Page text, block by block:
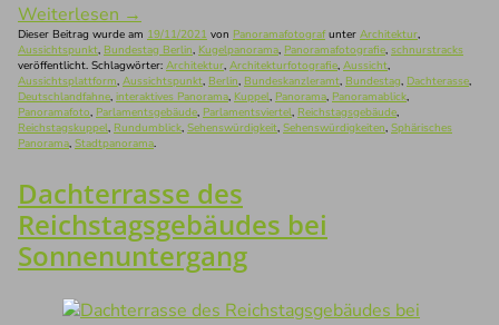
Weiterlesen →
Dieser Beitrag wurde am 19/11/2021 von Panoramafotografunter Architektur,
Aussichtspunkt, Bundestag Berlin, Kugelpanorama, Panoramafotografie, schnurstracks
veröffentlicht. Schlagwörter: Architektur, Architekturfotografie, Aussicht,
Aussichtsplattform, Aussichtspunkt, Berlin, Bundeskanzleramt, Bundestag, Dachterasse,
Deutschlandfahne, interaktives Panorama, Kuppel, Panorama, Panoramablick,
Panoramafoto, Parlamentsgebäude, Parlamentsviertel, Reichstagsgebäude,
Reichstagskuppel, Rundumblick, Sehenswürdigkeit, Sehenswürdigkeiten, Sphärisches
Panorama, Stadtpanorama.
Dachterrasse des
Reichstagsgebäudes bei
Sonnenuntergang